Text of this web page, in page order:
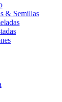
& Semillas